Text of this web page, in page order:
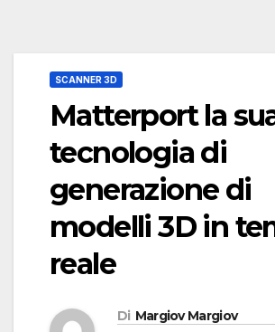
SCANNER 3D
Matterport la
tecnologia di
generazione di
modelli 3D in
reale
Di Margiov Margiov